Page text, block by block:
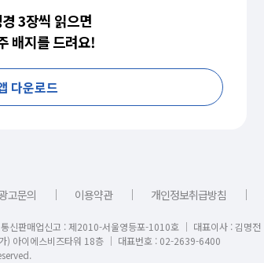
3장씩 읽으면
배지를 드려요!
다운로드
고문의 ｜ 이용약관 ｜ 개인정보취급방침 ｜
신판매업신고 : 제2010-서울영등포-1010호 │ 대표이사 : 김명전
) 아이에스비즈타워 18층 │ 대표번호 : 02-2639-6400